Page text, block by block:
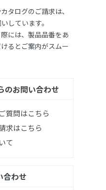
タログのご請求は、
しています。
には、製品品番をあ
るとご案内がスムー
のお問い合わせ
質問はこちら
求はこちら
て
合わせ